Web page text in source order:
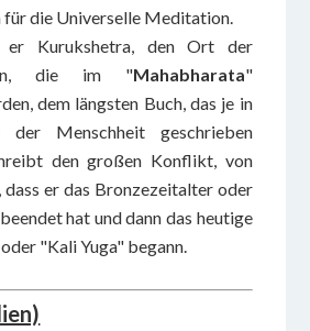
für die Universelle Meditation.
er Kurukshetra, den Ort der
die im "Mahabharata"
dem längsten Buch, das je in
der Menschheit geschrieben
den großen Konflikt, von
dass er das Bronzezeitalter oder
hat und dann das heutige
"Kali Yuga" begann.